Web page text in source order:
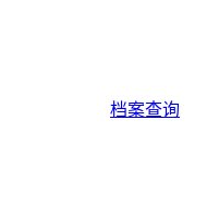
档案查询